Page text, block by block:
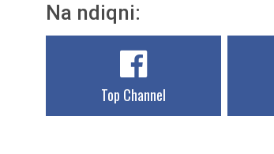
Na ndiqni:
Top Channel